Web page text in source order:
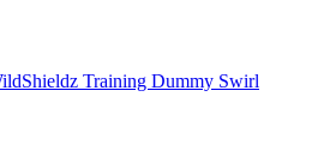
Training Dummy Swirl